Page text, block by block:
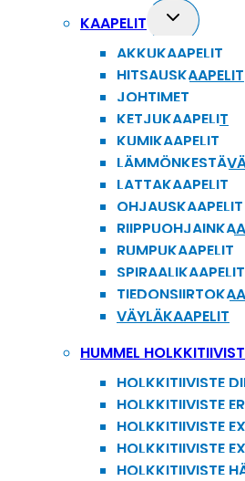
menu
KAAPELIT
Toggle
child
menu
AKKUKAAPELIT
HITSAUSKAAPELIT
JOHTIMET
KETJUKAAPELIT
KUMIKAAPELIT
LATTAKAAPELIT
OHJAUSKAAPELIT
RUMPUKAAPELIT
SPIRAALIKAAPELIT
VÄYLÄKAAPELIT
HUMMEL
HOLKKITIIVISTE
HOLKKITIIVISTE
HOLKKITIIVISTE
HOLKKITIIVISTE
HOLKKITIIVISTE